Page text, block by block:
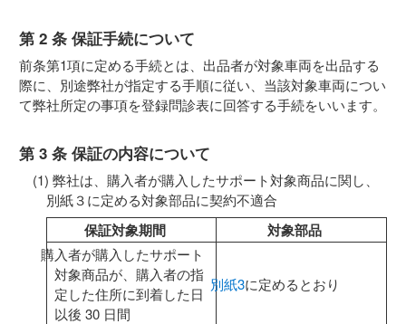
第 2 条 保証手続について
前条第1項に定める手続とは、出品者が対象車両を出品する
際に、別途弊社が指定する手順に従い、当該対象車両につい
て弊社所定の事項を登録問診表に回答する手続をいいます。
第 3 条 保証の内容について
弊社は、購入者が購入したサポート対象商品に関し、
別紙３に定める対象部品に契約不適合
保証対象期間 対象部品
購入者が購入したサポート
対象商品が、購入者の指
定した住所に到着した日
以後 30 日間
別紙3に定めるとおり